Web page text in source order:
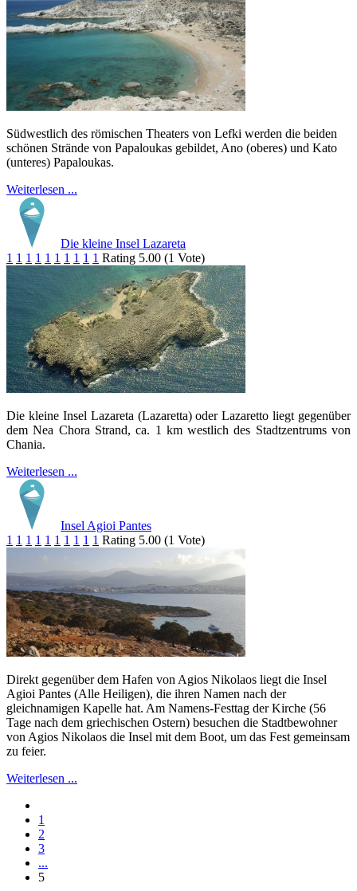
Südwestlich des römischen Theaters von Lefki werden die beiden
schönen Strände von Papaloukas gebildet, Ano (oberes) und Kato
(unteres) Papaloukas.
Weiterlesen ...
Die kleine Insel Lazareta
1 1 1 1 1 1 1 1 1 1 Rating 5.00 (1 Vote)
Die kleine Insel Lazareta (Lazaretta) oder Lazaretto liegt gegenüber
dem Nea Chora Strand, ca. 1 km westlich des Stadtzentrums von
Chania.
Weiterlesen ...
Insel Agioi Pantes
1 1 1 1 1 1 1 1 1 1 Rating 5.00 (1 Vote)
Direkt gegenüber dem Hafen von Agios Nikolaos liegt die Insel
Agioi Pantes (Alle Heiligen), die ihren Namen nach der
gleichnamigen Kapelle hat. Am Namens-Festtag der Kirche (56
Tage nach dem griechischen Ostern) besuchen die Stadtbewohner
von Agios Nikolaos die Insel mit dem Boot, um das Fest gemeinsam
zu feier.
Weiterlesen ...
1
2
3
...
5